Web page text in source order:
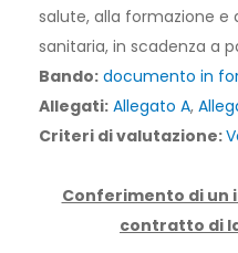
salute, alla formazione e
sanitaria, in scadenza a
Bando: documento in
Allegati: Allegato A,
Criteri di valutazione:
Conferimento di un
contratto di